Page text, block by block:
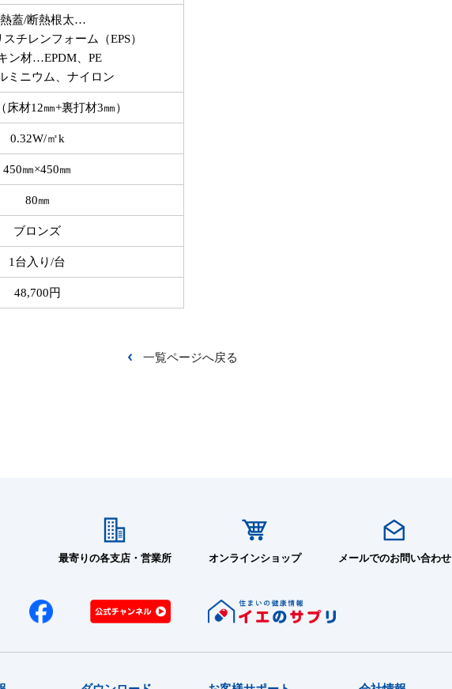
蓋/断熱根太…
チレンフォーム（EPS）
ン材…EPDM、PE
ミニウム、ナイロン
床材12㎜+裏打材3㎜）
0.32W/㎡k
450㎜×450㎜
80㎜
ブロンズ
1台入り/台
48,700円
一覧ページへ戻る
最寄りの各支店・営業所 オンラインショップ メールでのお問い合わせ